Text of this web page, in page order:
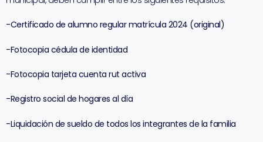
-Certificado de alumno regular matrícula 2024 (original)
-Fotocopia cédula de identidad
-Fotocopia tarjeta cuenta rut activa
-Registro social de hogares al día
-Liquidación de sueldo de todos los integrantes de la familia